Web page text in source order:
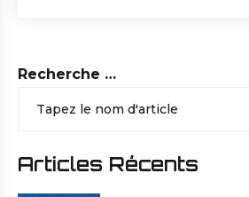
Recherche …
Articles Récents